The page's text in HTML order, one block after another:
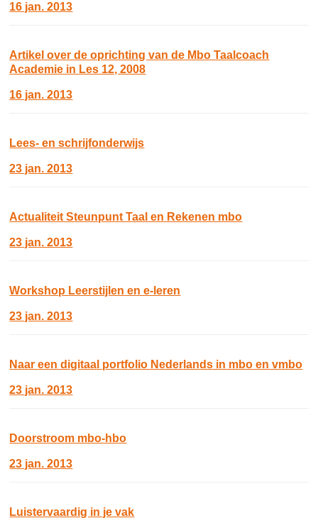
16 jan. 2013
Artikel over de oprichting van de Mbo Taalcoach
Academie in Les 12, 2008
16 jan. 2013
Lees- en schrijfonderwijs
23 jan. 2013
Actualiteit Steunpunt Taal en Rekenen mbo
23 jan. 2013
Workshop Leerstijlen en e-leren
23 jan. 2013
Naar een digitaal portfolio Nederlands in mbo en vmbo
23 jan. 2013
Doorstroom mbo-hbo
23 jan. 2013
Luistervaardig in je vak